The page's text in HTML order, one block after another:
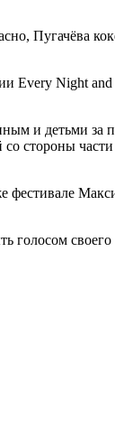
Пугачёва
Every Night
и детьми за
стороны
фестивале
голосом